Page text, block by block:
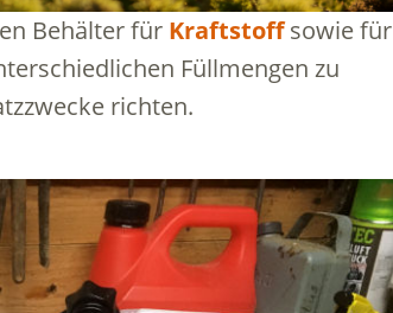
Behälter für Kraftstoffsowie für
Füllmengen zu
richten.